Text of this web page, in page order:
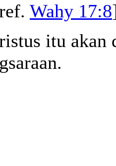
Wahy 17:8
itu akan